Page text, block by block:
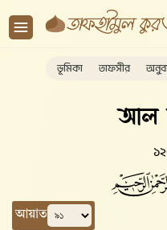
ভূমিকা তাফসীর
আল
আয়াত